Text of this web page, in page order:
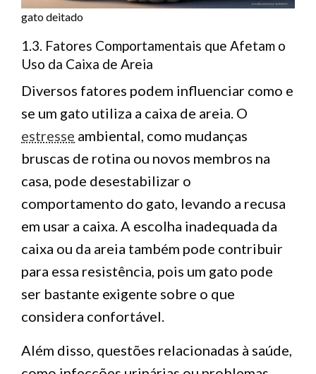
gato deitado
1.3. Fatores Comportamentais que Afetam o
Uso da Caixa de Areia
Diversos fatores podem influenciar como e
se um gato utiliza a caixa de areia. O
estresse ambiental, como mudanças
bruscas de rotina ou novos membros na
casa, pode desestabilizar o
comportamento do gato, levando a recusa
em usar a caixa. A escolha inadequada da
caixa ou da areia também pode contribuir
para essa resistência, pois um gato pode
ser bastante exigente sobre o que
considera confortável.
Além disso, questões relacionadas à saúde,